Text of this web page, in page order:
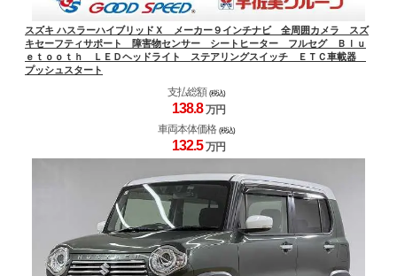
スズキ ハスラーハイブリッドＸ メーカー９インチナビ 全周囲カメラ スズ
キセーフティサポート 障害物センサー シートヒーター フルセグ Ｂｌｕ
ｅｔｏｏｔｈ ＬＥＤヘッドライト ステアリングスイッチ ＥＴＣ車載器
プッシュスタート
支払総額 (税込)
138.8 万円
車両本体価格 (税込)
132.5 万円